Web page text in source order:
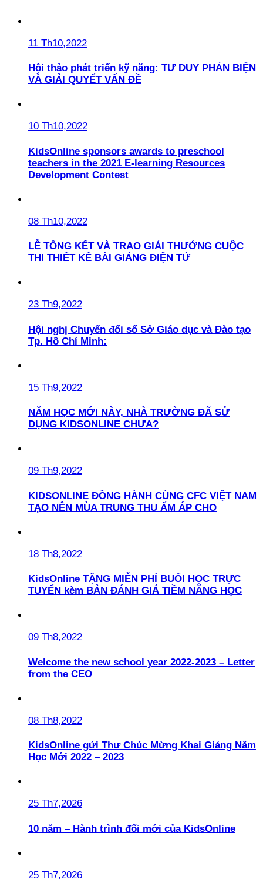
11 Th10,2022
Hội thảo phát triển kỹ năng: TƯ DUY PHẢN BIỆN
VÀ GIẢI QUYẾT VẤN ĐỀ
10 Th10,2022
KidsOnline sponsors awards to preschool
teachers in the 2021 E-learning Resources
Development Contest
08 Th10,2022
LỄ TỔNG KẾT VÀ TRAO GIẢI THƯỞNG CUỘC
THI THIẾT KẾ BÀI GIẢNG ĐIỆN TỬ
23 Th9,2022
Hội nghị Chuyển đổi số Sở Giáo dục và Đào tạo
Tp. Hồ Chí Minh:
15 Th9,2022
NĂM HỌC MỚI NÀY, NHÀ TRƯỜNG ĐÃ SỬ
DỤNG KIDSONLINE CHƯA?
09 Th9,2022
KIDSONLINE ĐỒNG HÀNH CÙNG CFC VIỆT NAM
TẠO NÊN MÙA TRUNG THU ẤM ÁP CHO
18 Th8,2022
KidsOnline TẶNG MIỄN PHÍ BUỔI HỌC TRỰC
TUYẾN kèm BẢN ĐÁNH GIÁ TIỀM NĂNG HỌC
09 Th8,2022
Welcome the new school year 2022-2023 – Letter
from the CEO
08 Th8,2022
KidsOnline gửi Thư Chúc Mừng Khai Giảng Năm
Học Mới 2022 – 2023
25 Th7,2026
10 năm – Hành trình đổi mới của KidsOnline
25 Th7,2026